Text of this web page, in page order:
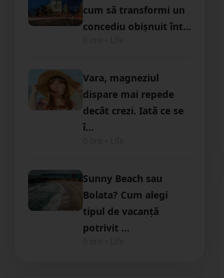
cum să transformi un
concediu obișnuit înt...
Vara, magneziul
dispare mai repede
decât crezi. Iată ce se
î...
Sunny Beach sau
Bolata? Cum alegi
tipul de vacanță
potrivit ...